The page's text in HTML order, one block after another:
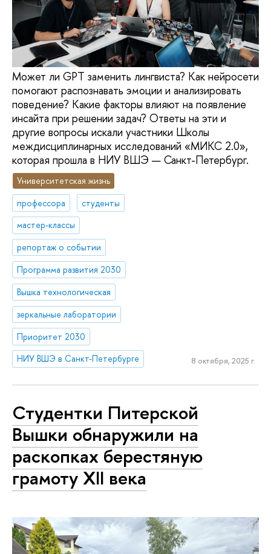
Может ли GPT заменить лингвиста? Как нейросети
помогают распознавать эмоции и анализировать
поведение? Какие факторы влияют на появление
инсайта при решении задач? Ответы на эти и
другие вопросы искали участники Школы
междисциплинарных исследований «МИКС 2.0»,
которая прошла в НИУ ВШЭ — Санкт-Петербург.
Университетская жизнь
профессора
студенты
мастер-классы
репортаж о событии
Программа развития 2030
Вышка технологическая
зеркальные лаборатории
Приоритет 2030
НИУ ВШЭ в Санкт-Петербурге
8 октября, 2025 г.
Студентки Питерской
Вышки обнаружили на
раскопках берестяную
грамоту XII века